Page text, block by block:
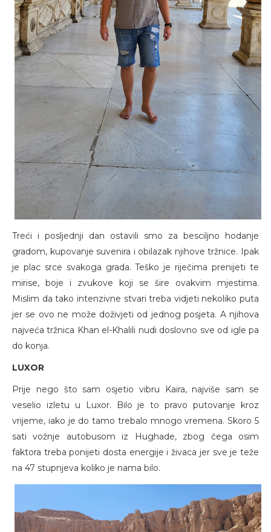
Treći i posljednji dan ostavili smo za besciljno hodanje
gradom, kupovanje suvenira i obilazak njihove tržnice. Ipak
je plac srce svakoga grada. Teško je riječima prenijeti te
mirise, boje i zvukove koji se šire ovakvim mjestima.
Mislim da tako intenzivne stvari treba vidjeti nekoliko puta
jer se ovo ne može doživjeti od jednog posjeta. A njihova
najveća tržnica Khan el-Khalili nudi doslovno sve od igle pa
do konja.
LUXOR
Prije nego što sam osjetio vibru Kaira, najviše sam se
veselio izletu u Luxor. Bilo je to pravo putovanje kroz
vrijeme, iako je do tamo trebalo mnogo vremena. Skoro 5
sati vožnje autobusom iz Hughade, zbog čega osim
faktora treba ponijeti dosta energije i živaca jer sve je teže
na 47 stupnjeva koliko je nama bilo.